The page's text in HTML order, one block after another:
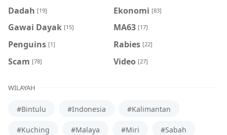
Dadah [19] Ekonomi [83]
Gawai Dayak [15] MA63 [17]
Penguins [1] Rabies [22]
Scam [78] Video [27]
WILAYAH
#Bintulu #Indonesia #Kalimantan
#Kuching #Malaya #Miri #Sabah